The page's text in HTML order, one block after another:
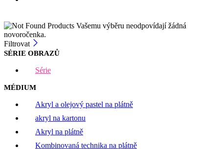
Vašemu výběru neodpovídají žádná
novoročenka.
Filtrovat
SÉRIE OBRAZŮ
Série
MÉDIUM
Akryl a olejový pastel na plátně
akryl na kartonu
Akryl na plátně
Kombinovaná technika na plátně